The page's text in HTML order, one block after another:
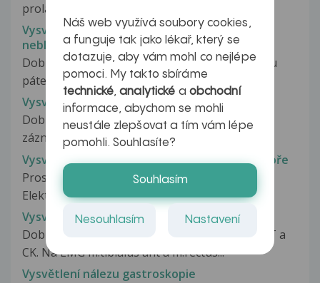
prolaps 5L/S1(7,4 mm), páteřní...
Vysvětlení nálezu doporučené cviky, aby se
neblokovali zada
Dobry den prosim o vysvětlení nálezu rentgenu
páteře . Naznacena kyfotizace...
Vysvětlení nálezu eeg
Dobrý den, již jsem vám dnes psala a zprávu o
záznamu eeg vložila do souborů...
Vysvětlení nálezu elektrofiziologické laboratoře
Prosím o laické vysvětlení tohoto nálezu.
Elektrofiziologická laboratoř. Evokované...
Vysvětlení nálezu EMG
Dobrý deň, môj 5 ročný synček má zvýšené AST a
CK. Na EMG m.tibialus ant a m.rectus...
Vysvětlení nálezu gastroskopie
Náš web využívá soubory cookies,
a funguje tak jako lékař, který se
dotazuje, aby vám mohl co nejlépe
pomoci. My takto sbíráme
technické,analytické a obchodní
informace, abychom se mohli
neustále zlepšovat a tím vám lépe
pomohli. Souhlasíte?
Souhlasím
Nesouhlasím Nastavení